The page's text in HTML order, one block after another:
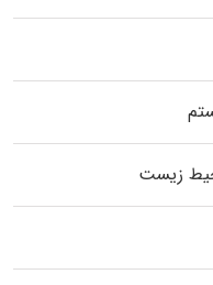
زیست